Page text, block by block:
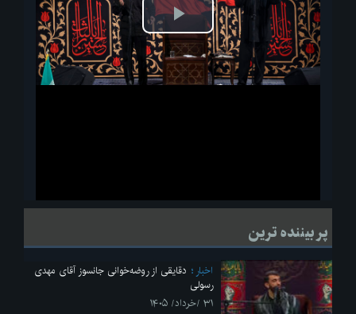
پخش
ویدیو
لحظاتی از قرائت زیارت اربعین امام حسین(ع) در مراسم عزاداری هیئات
پر بیننده ترین
اخبار
دقایقی از روضه‌خوانی جانسوز آقای مهدی
رسولی
۳۱ /خرداد/ ۱۴۰۵